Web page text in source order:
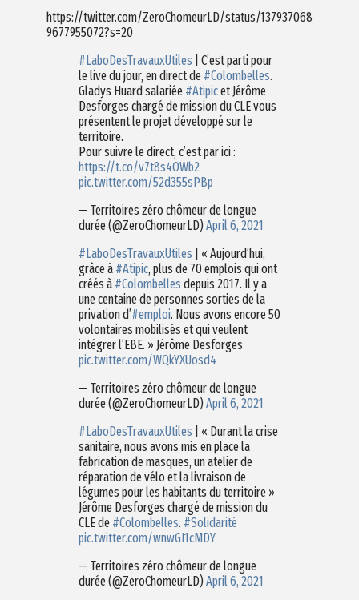
https://twitter.com/ZeroChomeurLD/status/137937068
9677955072?s=20
#LaboDesTravauxUtiles | C’est parti pour
le live du jour, en direct de #Colombelles.
Gladys Huard salariée #Atipicet Jérôme
Desforges chargé de mission du CLE vous
présentent le projet développé sur le
territoire.
Pour suivre le direct, c’est par ici :
https://t.co/v7t8s4OWb2
pic.twitter.com/52d355sPBp
— Territoires zéro chômeur de longue
durée (@ZeroChomeurLD)April 6, 2021
#LaboDesTravauxUtiles | « Aujourd’hui,
grâce à #Atipic, plus de 70 emplois qui ont
créés à #Colombelles depuis 2017. Il y a
une centaine de personnes sorties de la
privation d’#emploi. Nous avons encore 50
volontaires mobilisés et qui veulent
intégrer l’EBE. » Jérôme Desforges
pic.twitter.com/WQkYXUosd4
— Territoires zéro chômeur de longue
durée (@ZeroChomeurLD)April 6, 2021
#LaboDesTravauxUtiles | « Durant la crise
sanitaire, nous avons mis en place la
fabrication de masques, un atelier de
réparation de vélo et la livraison de
légumes pour les habitants du territoire »
Jérôme Desforges chargé de mission du
CLE de #Colombelles. #Solidarité
pic.twitter.com/wnwGI1cMDY
— Territoires zéro chômeur de longue
durée (@ZeroChomeurLD)April 6, 2021